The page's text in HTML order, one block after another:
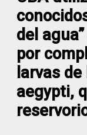
del
por
larvas
aegypti,